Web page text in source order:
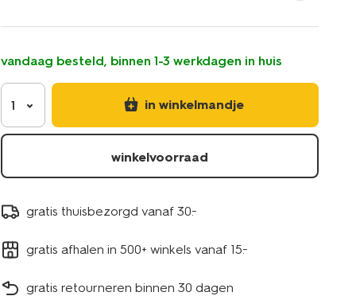
vandaag besteld, binnen 1-3 werkdagen in huis
1 in winkelmandje
winkelvoorraad
gratis thuisbezorgd vanaf 30.-
gratis afhalen in 500+ winkels vanaf 15.-
gratis retourneren binnen 30 dagen